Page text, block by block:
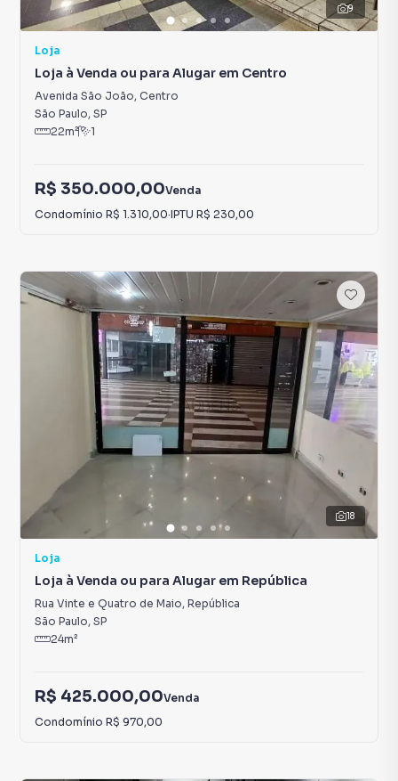
9
Loja
Loja à Venda ou para Alugar em Centro
Avenida São João, Centro
São Paulo, SP
22m² 1
R$ 350.000,00Venda
Condomínio R$ 1.310,00·IPTU R$ 230,00
18
Loja
Loja à Venda ou para Alugar em República
Rua Vinte e Quatro de Maio, República
São Paulo, SP
24m²
R$ 425.000,00Venda
Condomínio R$ 970,00